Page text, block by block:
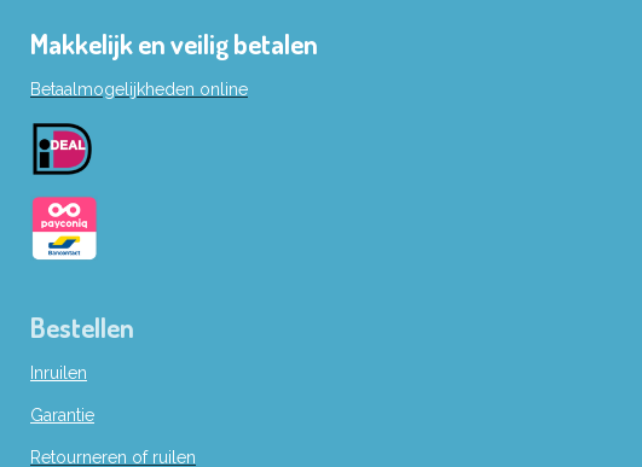
e
o
o
k
Makkelijk en veilig betalen
Betaalmogelijkheden online
Bestellen
Inruilen
Garantie
Retourneren of ruilen